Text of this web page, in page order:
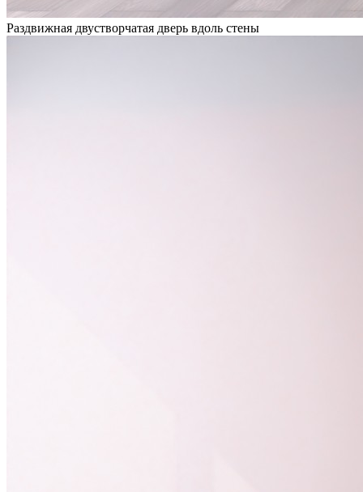
Раздвижная двустворчатая дверь вдоль стены